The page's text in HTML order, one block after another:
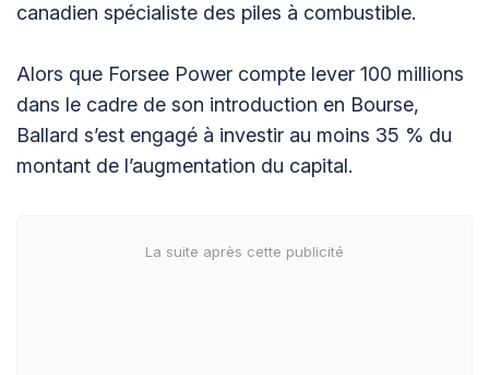
canadien spécialiste des piles à combustible.
Alors que Forsee Power compte lever 100 millions
dans le cadre de son introduction en Bourse,
Ballard s’est engagé à investir au moins 35 % du
montant de l’augmentation du capital.